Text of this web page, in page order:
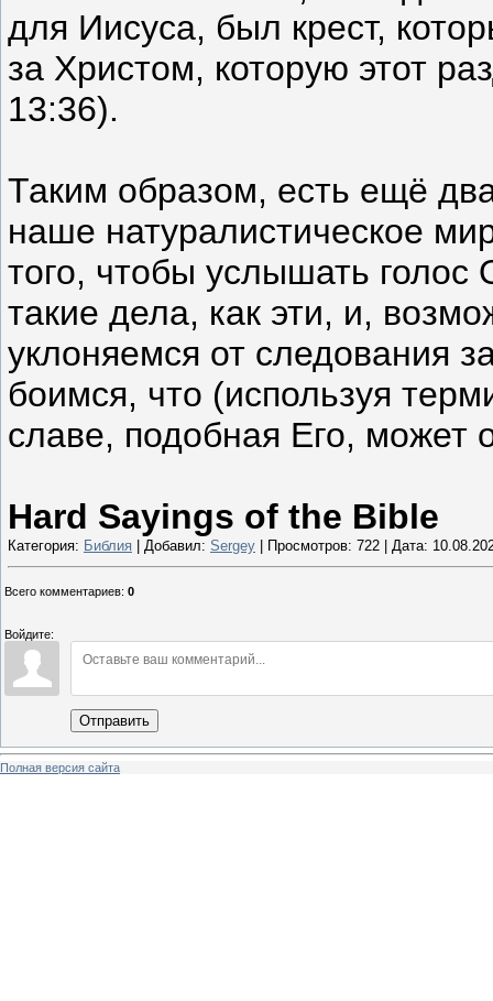
для Иисуса, был крест,
за Христом, которую этот
13:36).
Таким образом, есть ещё
наше натуралистическое
того, чтобы услышать
такие дела, как эти, и,
уклоняемся от следования
боимся, что (используя
славе, подобная Его, может
Hard Sayings of the Bible
Категория: Библия | Добавил: Sergey | Просмотров: 722 | Дата:
Всего комментариев: 0
Войдите:
Отправить
Полная версия сайта